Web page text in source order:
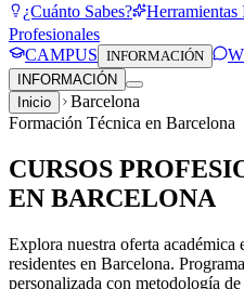
¿Cuánto Sabes?
Herramientas
Profesionales
CAMPUS INFORMACIÓN
INFORMACIÓN
Inicio
Barcelona
Formación Técnica en Barcelona
CURSOS
EN BARCELONA
Explora nuestra oferta académica
residentes en Barcelona.
personalizada con metodología